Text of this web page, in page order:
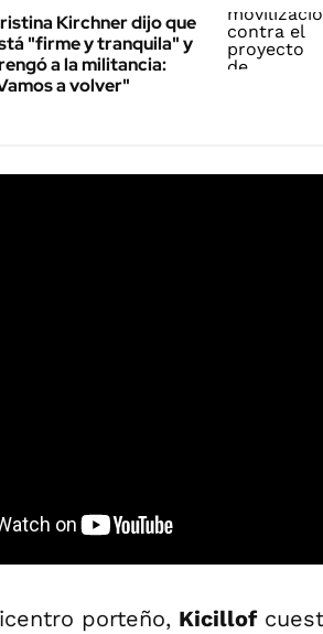
Kirchner dijo que
"firme y tranquila" y
a la militancia:
a volver"
porteño, Kicillof